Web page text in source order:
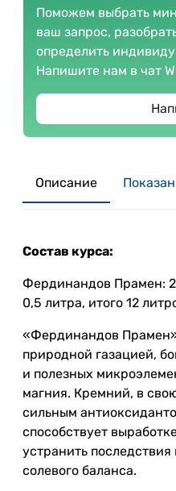
Поможем выбрать
ваш запрос,
определить
Напишите нам в чат
Описание
Состав курса:
Фердинандов Прамен:
0,5 литра, итого 12
«Фердинандов
природной газацией,
и полезных
магния. Кремний, в
сильным
способствует
устранить
солевого баланса.